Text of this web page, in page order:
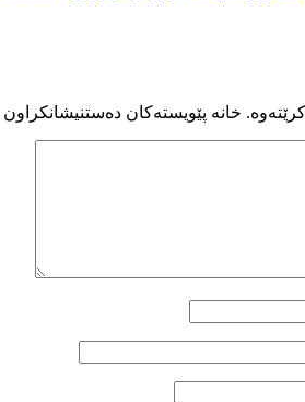
خانە پێویستەکان دەستنیشانکراون